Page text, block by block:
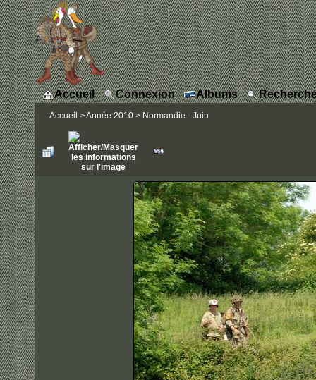
Accueil Connexion Albums
Accueil >Année 2010 > Normandie - Juin